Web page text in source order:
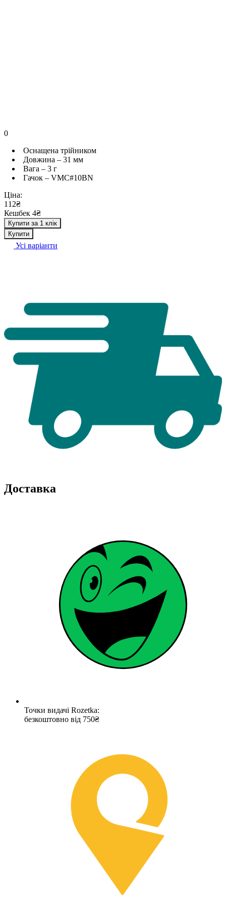
0
Оснащена трійником
Довжина – 31 мм
Вага – 3 г
Гачок – VMC#10BN
Ціна:
112₴
Кешбек 4₴
Купити за 1 клік
Купити
Усі варіанти
Доставка
Точки видачі Rozetka:
безкоштовно від 750₴